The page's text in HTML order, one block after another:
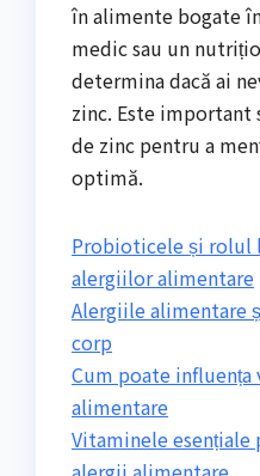
în alimente bogate
medic sau un
determina dacă ai
zinc. Este important
de zinc pentru a
optimă.
Probioticele și rolul
alergiilor alimentare
Alergiile alimentare
corp
Cum poate
alimentare
Vitaminele esențiale